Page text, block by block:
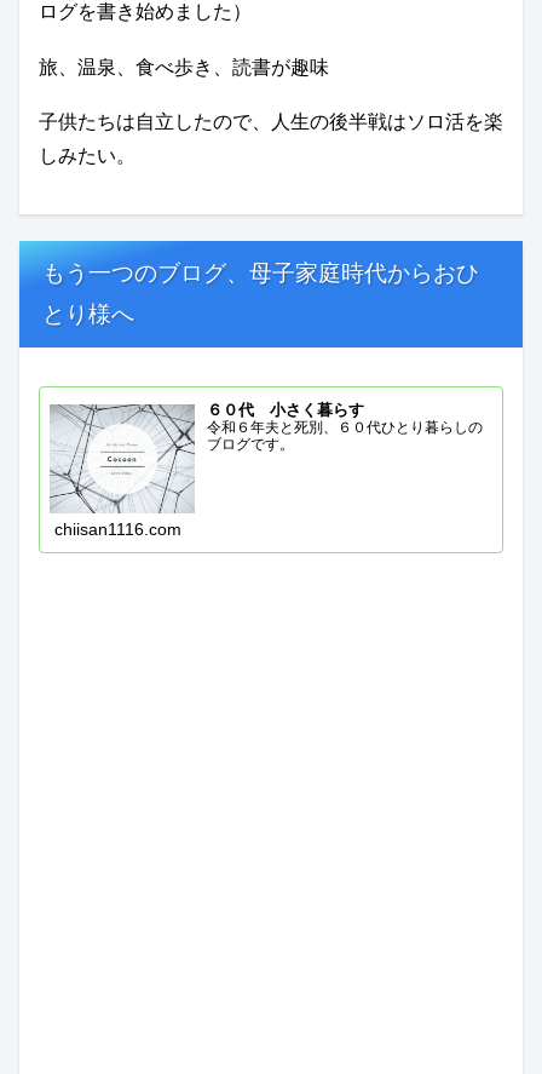
ログを書き始めました）
旅、温泉、食べ歩き、読書が趣味
子供たちは自立したので、人生の後半戦はソロ活を楽
しみたい。
もう一つのブログ、母子家庭時代からおひ
とり様へ
６０代 小さく暮らす
令和６年夫と死別、６０代ひとり暮らしの
ブログです。
chiisan1116.com